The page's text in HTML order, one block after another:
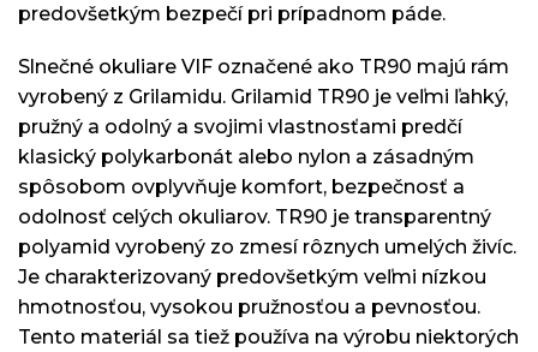
predovšetkým bezpečí pri prípadnom páde.
Slnečné okuliare VIF označené ako TR90 majú rám
vyrobený z Grilamidu. Grilamid TR90 je veľmi ľahký,
pružný a odolný a svojimi vlastnosťami predčí
klasický polykarbonát alebo nylon a zásadným
spôsobom ovplyvňuje komfort, bezpečnosť a
odolnosť celých okuliarov. TR90 je transparentný
polyamid vyrobený zo zmesí rôznych umelých živíc.
Je charakterizovaný predovšetkým veľmi nízkou
hmotnosťou, vysokou pružnosťou a pevnosťou.
Tento materiál sa tiež používa na výrobu niektorých